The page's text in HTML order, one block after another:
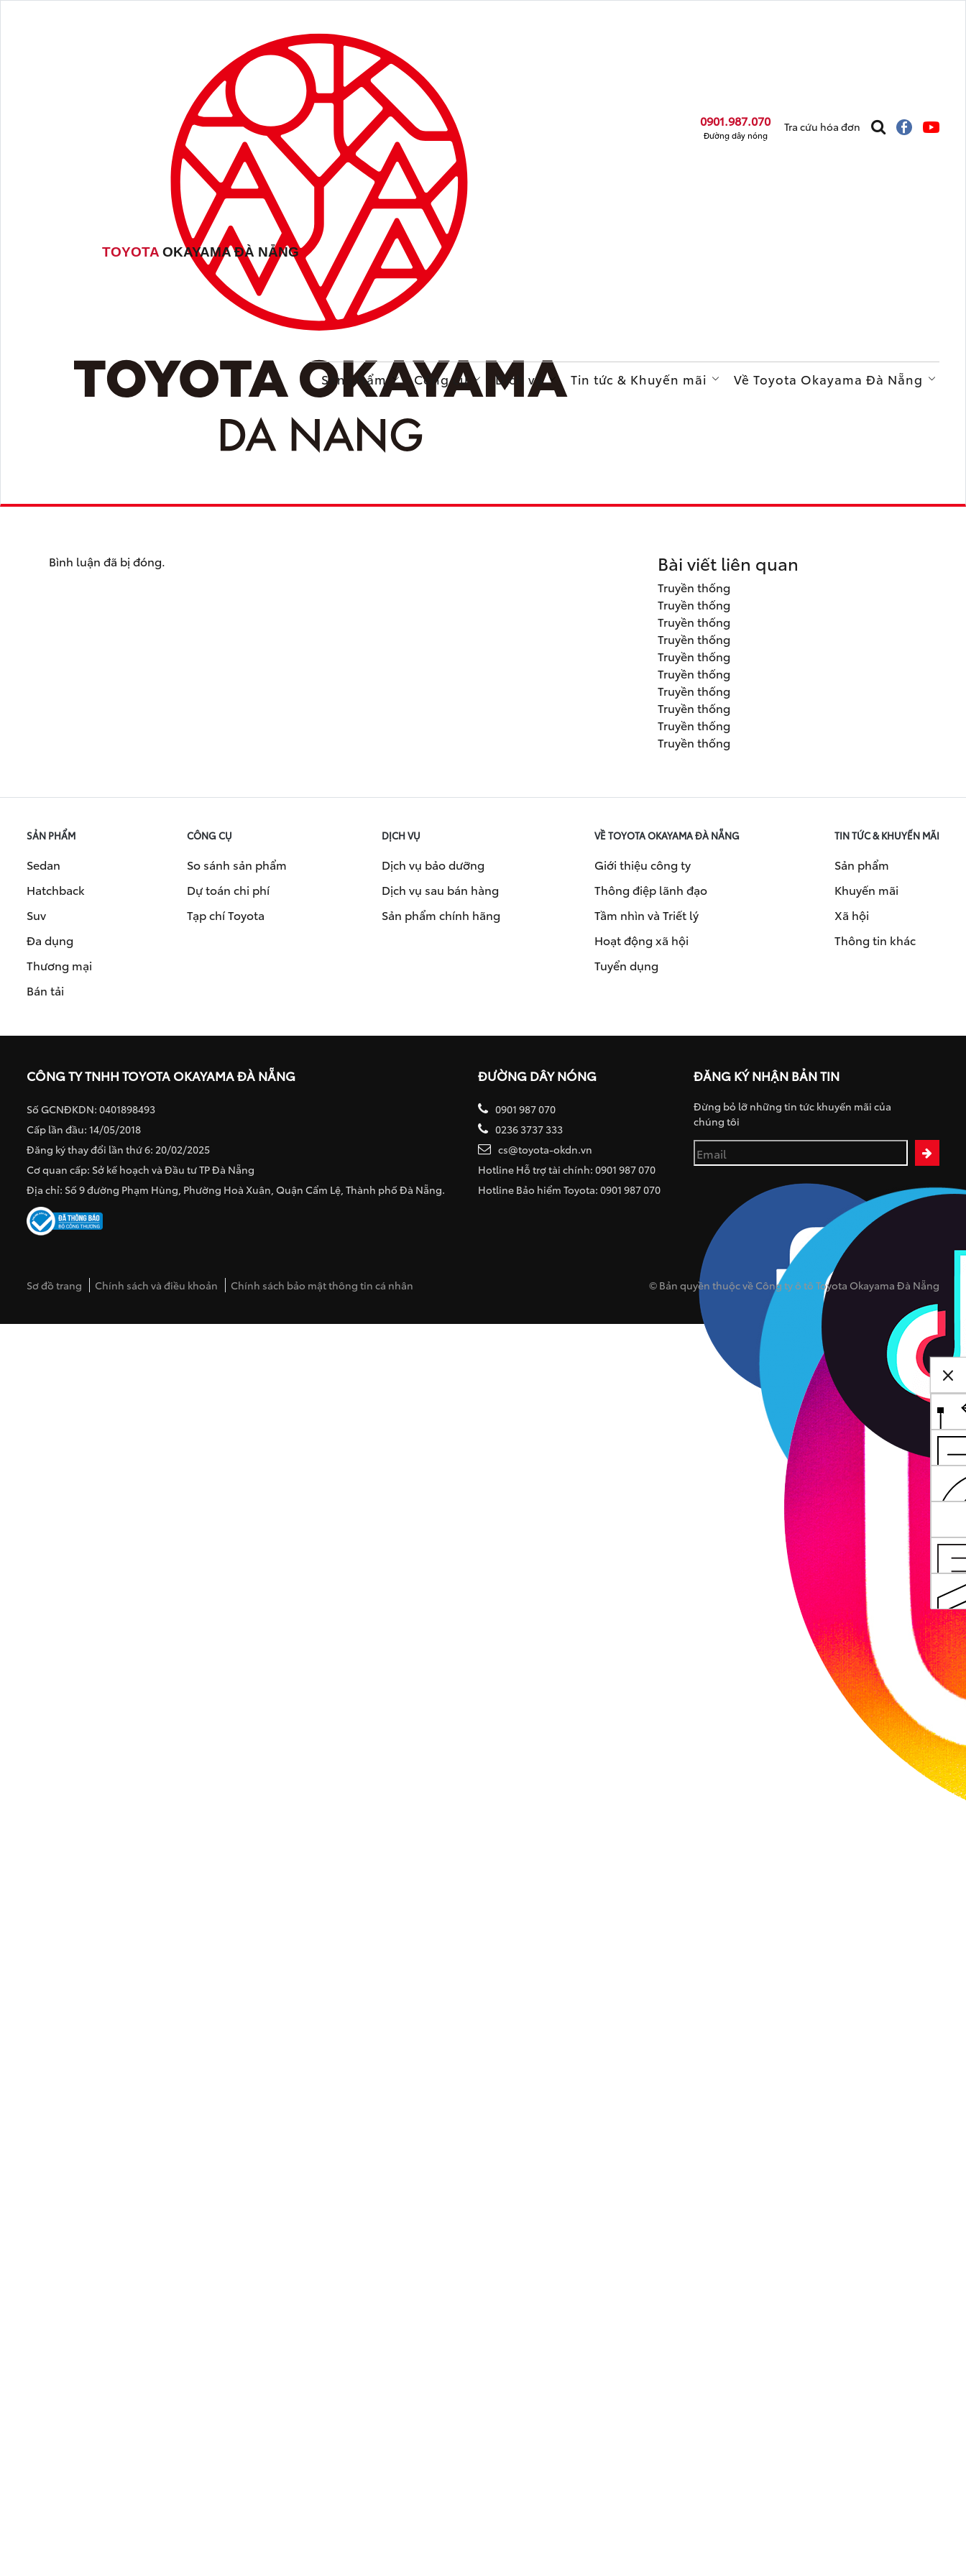
TOYOTA OKAYAMA ĐÀ NẴNG
0901.987.070
Đường dây nóng
Tra cứu hóa đơn
Sản phẩm Công cụ Dịch vụ Tin tức & Khuyến mãi Về Toyota Okayama Đà Nẵng
Bình luận đã bị đóng. Bài viết liên quan
Truyền thống
Truyền thống
Truyền thống
Truyền thống
Truyền thống
Truyền thống
Truyền thống
Truyền thống
Truyền thống
Truyền thống
SẢN PHẨM
Sedan
Hatchback
Suv
Đa dụng
Thương mại
Bán tải
CÔNG CỤ
So sánh sản phẩm
Dự toán chi phí
Tạp chí Toyota
DỊCH VỤ
Dịch vụ bảo dưỡng
Dịch vụ sau bán hàng
Sản phẩm chính hãng
VỀ TOYOTA OKAYAMA ĐÀ NẴNG
Giới thiệu công ty
Thông điệp lãnh đạo
Tầm nhìn và Triết lý
Hoạt động xã hội
Tuyển dụng
TIN TỨC & KHUYẾN MÃI
Sản phẩm
Khuyến mãi
Xã hội
Thông tin khác
CÔNG TY TNHH TOYOTA OKAYAMA ĐÀ NẴNG
Số GCNĐKDN: 0401898493
Cấp lần đầu: 14/05/2018
Đăng ký thay đổi lần thứ 6: 20/02/2025
Cơ quan cấp: Sở kế hoạch và Đầu tư TP Đà Nẵng
Địa chỉ: Số 9 đường Phạm Hùng, Phường Hoà Xuân, Quận Cẩm Lệ, Thành phố Đà Nẵng.
ĐƯỜNG DÂY NÓNG
0901 987 070
0236 3737 333
cs@toyota-okdn.vn
Hotline Hỗ trợ tài chính: 0901 987 070
Hotline Bảo hiểm Toyota: 0901 987 070
ĐĂNG KÝ NHẬN BẢN TIN
Đừng bỏ lỡ những tin tức khuyến mãi của
chúng tôi
Sơ đồ trang Chính sách và điều khoản Chính sách bảo mật thông tin cá nhân © Bản quyền thuộc về Công ty ô tô Toyota Okayama Đà Nẵng